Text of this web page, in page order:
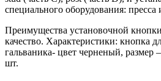
специального оборудования: пресса
Преимущества установочной
качество. Характеристики: кнопка
гальваника- цвет черненый, размер
шт.